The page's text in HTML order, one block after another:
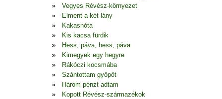
Vegyes Révész-környezet
Elment a két lány
Kakasnóta
Kis kacsa fürdik
Hess, páva, hess, páva
Kimegyek egy hegyre
Rákóczi kocsmába
Szántottam gyöpöt
Három pénzt adtam
Kopott Révész-származékok